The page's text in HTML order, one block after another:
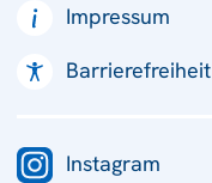
Impressum
Barrierefreiheit
Instagram